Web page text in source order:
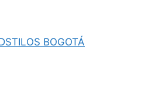
BOGOTÁ